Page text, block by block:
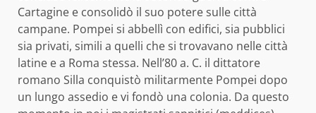
Cartagine e consolidò il suo potere sulle città
campane. Pompei si abbellì con edifici, sia pubblici
sia privati, simili a quelli che si trovavano nelle città
latine e a Roma stessa. Nell’80 a. C. il dittatore
romano Silla conquistò militarmente Pompei dopo
un lungo assedio e vi fondò una colonia. Da questo